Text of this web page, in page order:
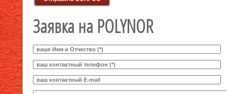
Я спамер
Заявка на POLYNOR
Ваше И.О. *
Телефон*
E-mail